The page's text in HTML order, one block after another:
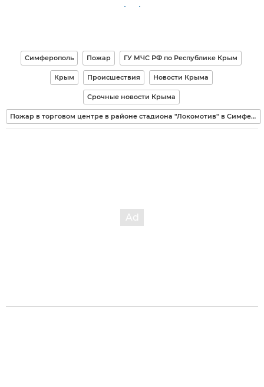
Симферополь Пожар ГУ МЧС РФ по Республике Крым
Крым Происшествия Новости Крыма
Срочные новости Крыма
Пожар в торговом центре в районе стадиона "Локомотив" в Симферополе